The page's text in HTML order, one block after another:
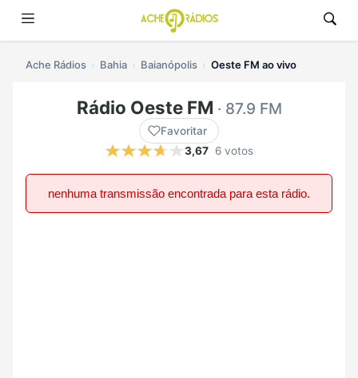
Ache Rádios Bahia Baianópolis Oeste FM ao vivo
Rádio Oeste FM · 87.9 FM
Favoritar
3,67 6 votos
nenhuma transmissão encontrada para esta rádio.